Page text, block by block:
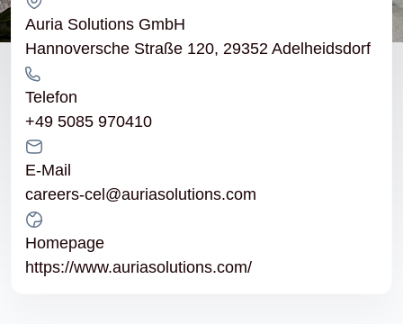
Auria Solutions GmbH
Hannoversche Straße 120, 29352 Adelheidsdorf
Telefon
+49 5085 970410
E-Mail
careers-cel@auriasolutions.com
Homepage
https://www.auriasolutions.com/